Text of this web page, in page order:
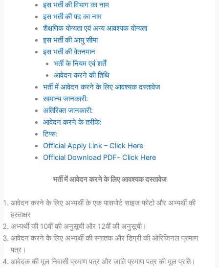
इस भर्ती की विभाग का नाम
इस भर्ती की पद का नाम
शैक्षणिक योग्यता एवं अन्य आवश्यक योग्यता
इस भर्ती की आयु सीमा
इस भर्ती की वेतनमान
भर्ती के नियम एवं शर्तें
आवेदन करने की तिथि
भर्ती में आवेदन करने के लिए आवश्यक दस्तावेज
सामान्य जानकारी:
अतिरिक्त जानकारी:
आवेदन करने के तरीके:
टिप्स:
Official Apply Link – Click Here
Official Download PDF- Click Here
भर्ती में आवेदन करने के लिए आवश्यक दस्तावेज
आवेदन करने के लिए अभ्यर्थी के एक पासपोर्ट साइज फोटो और अभ्यर्थी की
हस्ताक्षर
अभ्यर्थी की 10वीं की अनुसूची और 12वीं की अनुसूची।
आवेदन करने के लिए अभ्यर्थी की स्नातक और डिग्री की ओरिजिनल प्रमाण
पत्र।
आवेदक की मूल निवासी प्रमाण पत्र और जाति प्रमाण पत्र की मूल प्रति।